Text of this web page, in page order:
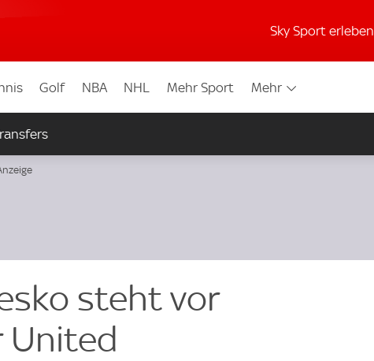
Sky Sport erleben
Golf NBA NHL Mehr Sport Mehr
steht vor
United